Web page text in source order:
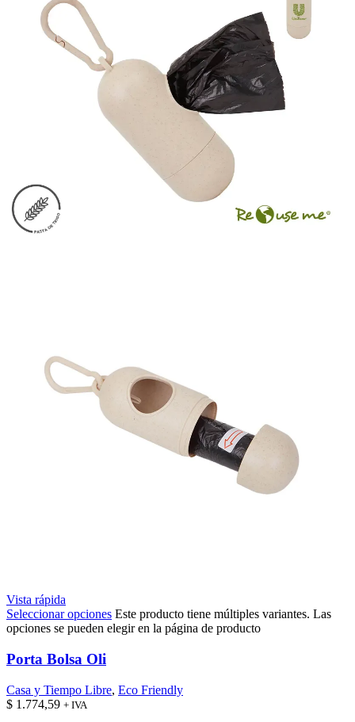
Vista rápida
Seleccionar opciones Este producto tiene múltiples variantes. Las
opciones se pueden elegir en la página de producto
Porta Bolsa Oli
Casa y Tiempo Libre, Eco Friendly
$ 1.774,59 + IVA